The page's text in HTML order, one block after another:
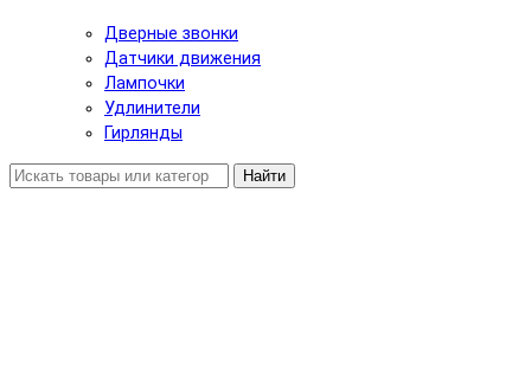
Дверные звонки
Датчики движения
Лампочки
Удлинители
Гирлянды
Найти